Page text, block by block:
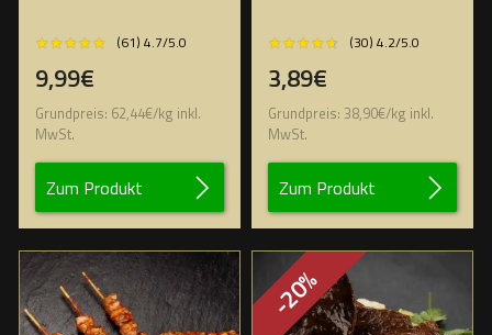
★★★★★
★★★★★ (61) 4.7/5.0
9,99€
Grundpreis: 62,44€/kg inkl.
MwSt.
Zum Produkt
★★★★★
★★★★★ (30) 4.2/5.0
3,89€
Grundpreis: 38,90€/kg inkl.
MwSt.
Zum Produkt
-20%